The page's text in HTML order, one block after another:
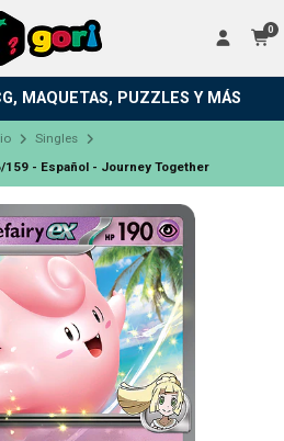
0
MAQUETAS, PUZZLES Y MÁS
Singles
159 - Español - Journey Together